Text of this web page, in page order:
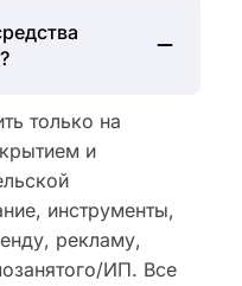
только на
и
инструменты,
рекламу,
ИП. Все